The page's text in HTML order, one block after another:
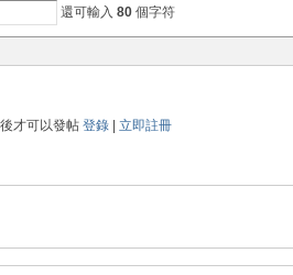
還可輸入 80 個字符
才可以發帖 登錄| 立即註冊